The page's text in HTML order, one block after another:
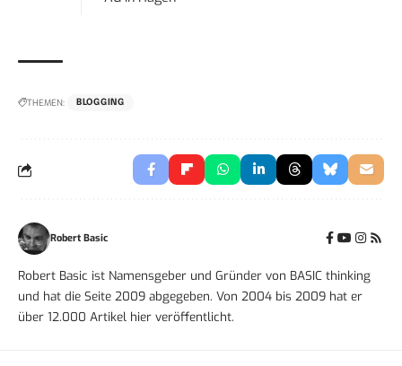
THEMEN: BLOGGING
Robert Basic
Robert Basic ist Namensgeber und Gründer von BASIC thinking
und hat die Seite 2009 abgegeben. Von 2004 bis 2009 hat er
über 12.000 Artikel hier veröffentlicht.